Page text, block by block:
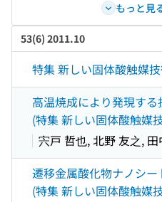
もっと見
53(6) 2011.10
特集 新しい固体酸触媒
高温焼成により発現す
(特集 新しい固体酸触媒
宍戸 哲也, 北野 友之,
遷移金属酸化物ナノシ
(特集 新しい固体酸触媒